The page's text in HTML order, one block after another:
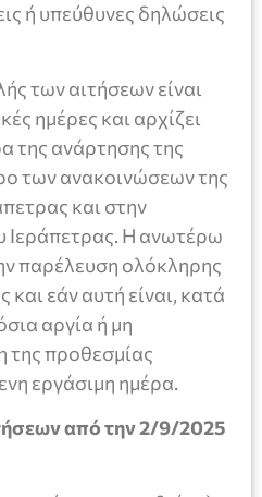
ή υπεύθυνες δηλώσεις
των αιτήσεων είναι
ημέρες και αρχίζει
της ανάρτησης της
των ανακοινώσεων της
και στην
Ιεράπετρας. Η ανωτέρω
παρέλευση ολόκληρης
και εάν αυτή είναι, κατά
αργία ή μη
της προθεσμίας
εργάσιμη ημέρα.
από την 2/9/2025